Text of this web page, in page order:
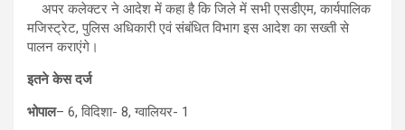
अपर कलेक्टर ने आदेश में कहा है कि जिले में सभी एसडीएम, कार्यपालिक
मजिस्ट्रेट, पुलिस अधिकारी एवं संबंधित विभाग इस आदेश का सख्ती से
पालन कराएंगे।
इतने केस दर्ज
भोपाल– 6, विदिशा- 8, ग्वालियर- 1